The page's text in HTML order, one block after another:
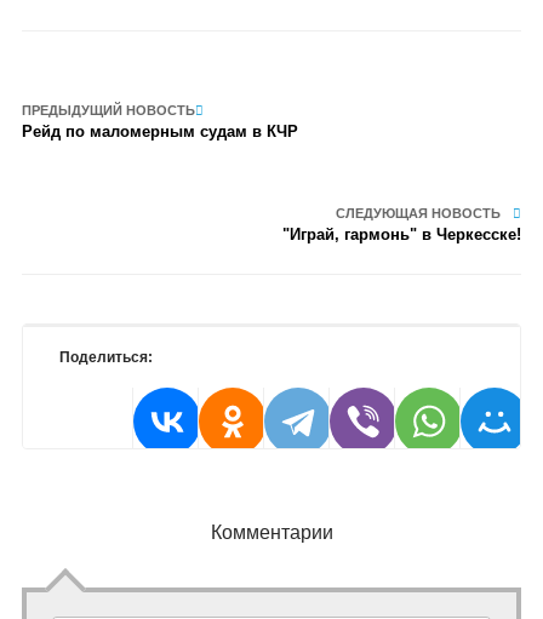
ПРЕДЫДУЩИЙ НОВОСТЬ
Рейд по маломерным судам в КЧР
СЛЕДУЮЩАЯ НОВОСТЬ
"Играй, гармонь" в Черкесске!
Поделиться:
Комментарии